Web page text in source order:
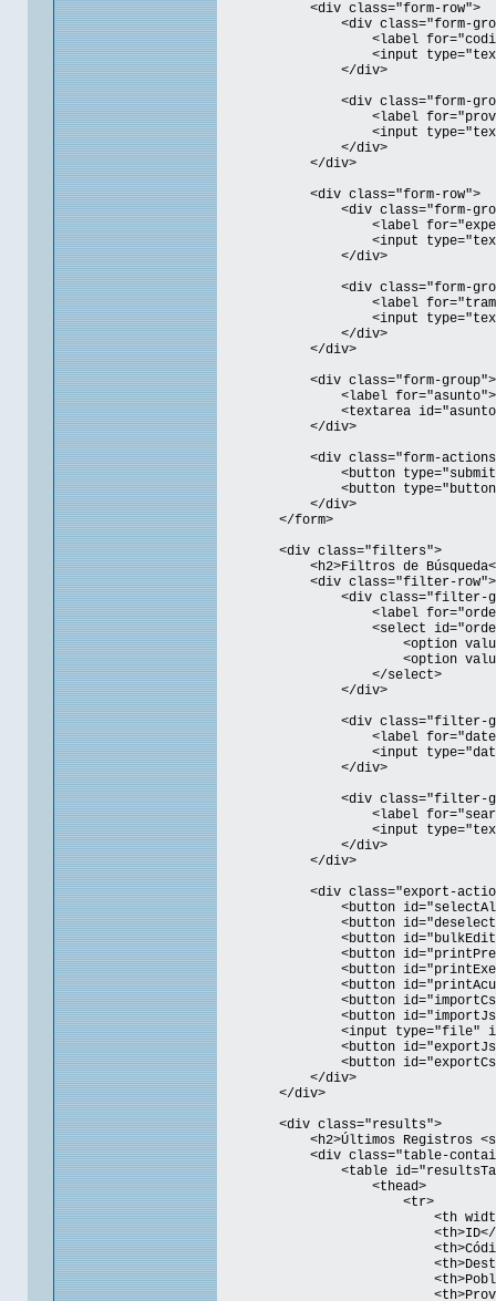
<div class="form-row">
<div class="form-
<label
<input type="text"
</div>
<div class="form-
<label
<input type="text"
</div>
</div>
<div class="form-row">
<div class="form-
<label
<input type="text"
</div>
<div class="form-
<label
<input type="text"
</div>
</div>
<div class="form-group">
<label
<textarea id="asunto"
</div>
<div class="form-
<button type="submit"
<button type="button"
</div>
</form>
<div class="filters">
<h2>Filtros de Búsqueda</
<div class="filter-row">
<div class="filter-
<label
<select
<option
<option
</select>
</div>
<div class="filter-
<label
<input type="date"
</div>
<div class="filter-
<label
<input type="text"
</div>
</div>
<div class="export-
<button id="selectAllBtn"
<button id="deselectAllBtn"
<button id="bulkEditBtn"
<button id="printPreviewBtn"
<button id="printExecuteBtn"
<button id="printAcuseBtn"
<button id="importCsvBtn"
<button id="importJsonBtn"
<input type="file"
<button id="exportJsonBtn"
<button id="exportCsvBtn"
</div>
</div>
<div class="results">
<h2>Últimos Registros <span
<div class="table-container"
<table
<thead>
<tr>
<th width="30px"><input
<th>ID</
<th>Código